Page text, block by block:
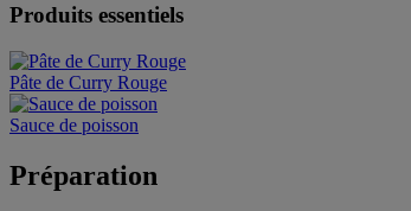
Produits essentiels
Pâte de Curry Rouge
Sauce de poisson
Préparation